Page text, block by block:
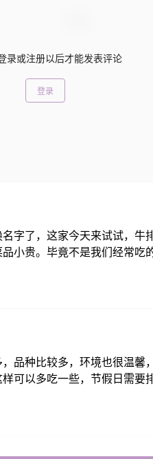
录或注册以后才能发表评论
登录
字了，这家今天来试试，牛
小贵。毕竟不是我们经常吃
品种比较多，环境也很温馨
可以多吃一些，节假日需要排